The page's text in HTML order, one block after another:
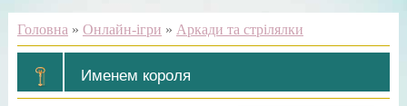
Головна » Онлайн-ігри » Аркади та стрілялки
Именем короля